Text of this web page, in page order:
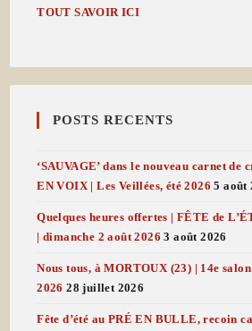
TOUT SAVOIR ICI
POSTS RECENTS
‘SAUVAGE’ dans le nouveau carnet
EN VOIX | Les Veillées, été 2026 5 août
Quelques heures offertes | FÊTE de
| dimanche 2 août 2026 3 août 2026
Nous tous, à MORTOUX (23) | 14e
2026 28 juillet 2026
Fête d’été au PRÉ EN BULLE, recoin